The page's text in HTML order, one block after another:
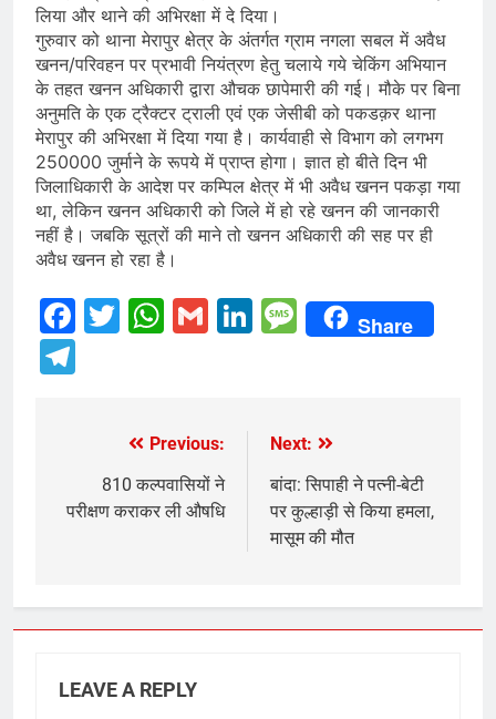
लिया और थाने की अभिरक्षा में दे दिया।
गुरुवार को थाना मेरापुर क्षेत्र के अंतर्गत ग्राम नगला सबल में अवैध
खनन/परिवहन पर प्रभावी नियंत्रण हेतु चलाये गये चेकिंग अभियान
के तहत खनन अधिकारी द्वारा औचक छापेमारी की गई। मौके पर बिना
अनुमति के एक ट्रैक्टर ट्राली एवं एक जेसीबी को पकडक़र थाना
मेरापुर की अभिरक्षा में दिया गया है। कार्यवाही से विभाग को लगभग
250000 जुर्माने के रूपये में प्राप्त होगा। ज्ञात हो बीते दिन भी
जिलाधिकारी के आदेश पर कम्पिल क्षेत्र में भी अवैध खनन पकड़ा गया
था, लेकिन खनन अधिकारी को जिले में हो रहे खनन की जानकारी
नहीं है। जबकि सूत्रों की माने तो खनन अधिकारी की सह पर ही
अवैध खनन हो रहा है।
Facebook
Twitter
WhatsApp
GmailLinkedIn
Message
Share
navigation
Previous:
810 कल्पवासियों ने
परीक्षण कराकर ली औषधि
Next:
बांदा: सिपाही ने पत्नी-बेटी
पर कुल्हाड़ी से किया हमला,
मासूम की मौत
LEAVE A REPLY